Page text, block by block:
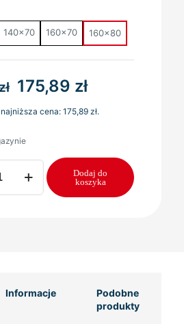
140x70 160x70 160x80
Pierwotna
cena
wynosiła:
197,89 zł.
175,89 złAktualna
cena
175,89 zł.
cena: 175,89 zł.
Dodaj do
koszyka
Informacje
Podobne
produkty